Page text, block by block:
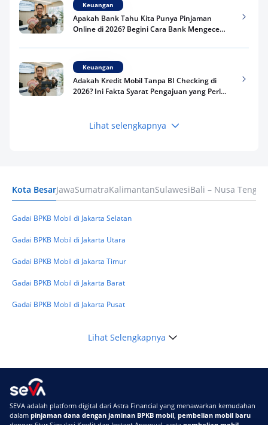
Keuangan
Apakah Bank Tahu Kita Punya Pinjaman
Online di 2026? Begini Cara Bank Mengecek
Keuangan
Adakah Kredit Mobil Tanpa BI Checking di
2026? Ini Fakta Syarat Pengajuan yang Perlu
Keuangan
Keuangan
Masuk BI Checking? Simak Peraturan
Lihat selengkapnya
Kota BesarJawaSumatraKalimantanSulawesiBali – Nusa
Gadai BPKB Mobil di Jakarta Selatan
Gadai BPKB Mobil di Jakarta Utara
Gadai BPKB Mobil di Jakarta Timur
Gadai BPKB Mobil di Jakarta Barat
Gadai BPKB Mobil di Jakarta Pusat
Lihat Selengkapnya
SEVA adalah platform digital dari Astra Financial yang menawarkan kemudahan
dalam pinjaman dana dengan jaminan BPKB mobil, pembelian mobil baru